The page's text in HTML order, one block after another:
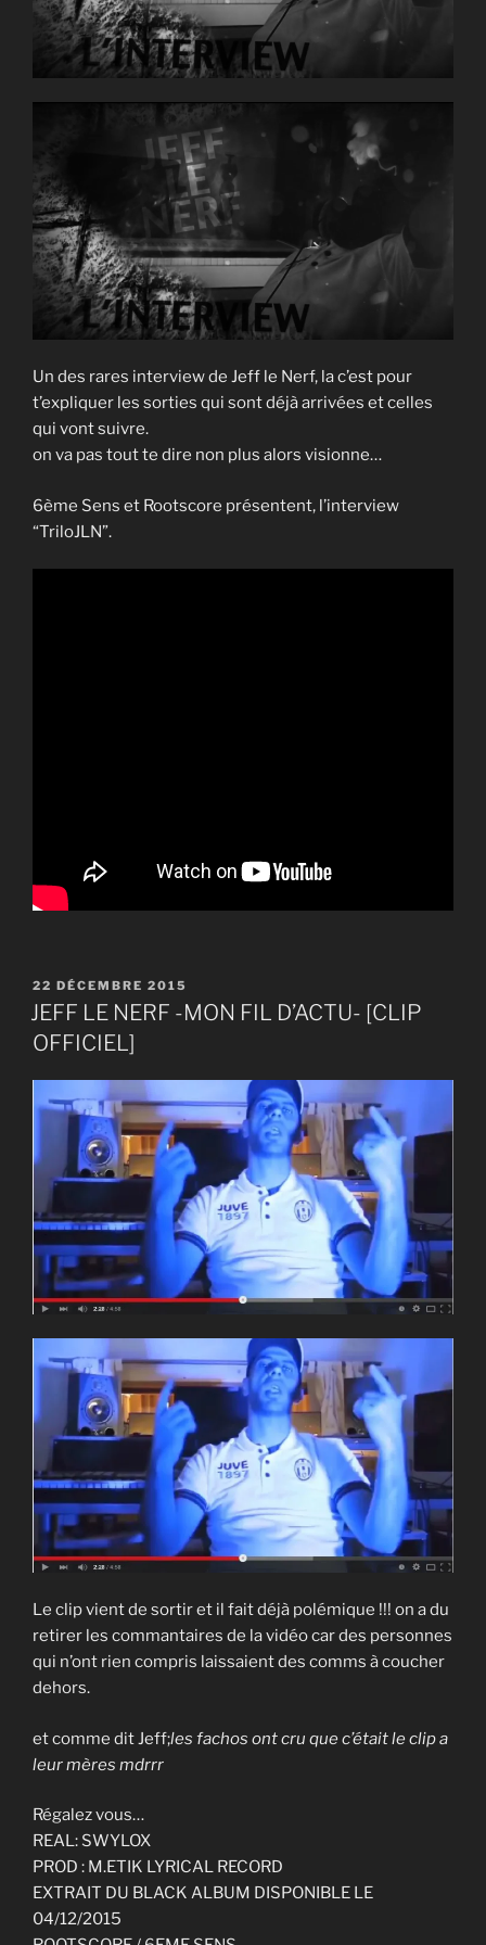
Un des rares interview de Jeff le Nerf, la c’est pour
t’expliquer les sorties qui sont déjà arrivées et celles
qui vont suivre.
on va pas tout te dire non plus alors visionne…
6ème Sens et Rootscore présentent, l’interview
“TriloJLN”.
PUBLIÉ
LE
22 DÉCEMBRE 2015
JEFF LE NERF -MON FIL D’ACTU- [CLIP
OFFICIEL]
Le clip vient de sortir et il fait déjà polémique !!! on a du
retirer les commantaires de la vidéo car des personnes
qui n’ont rien compris laissaient des comms à coucher
dehors.
et comme dit Jeff;les fachos ont cru que c’était le clip a
leur mères mdrrr
Régalez vous…
REAL: SWYLOX
PROD : M.ETIK LYRICAL RECORD
EXTRAIT DU BLACK ALBUM DISPONIBLE LE
04/12/2015